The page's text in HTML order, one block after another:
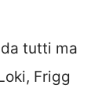
tutti ma
Frigg